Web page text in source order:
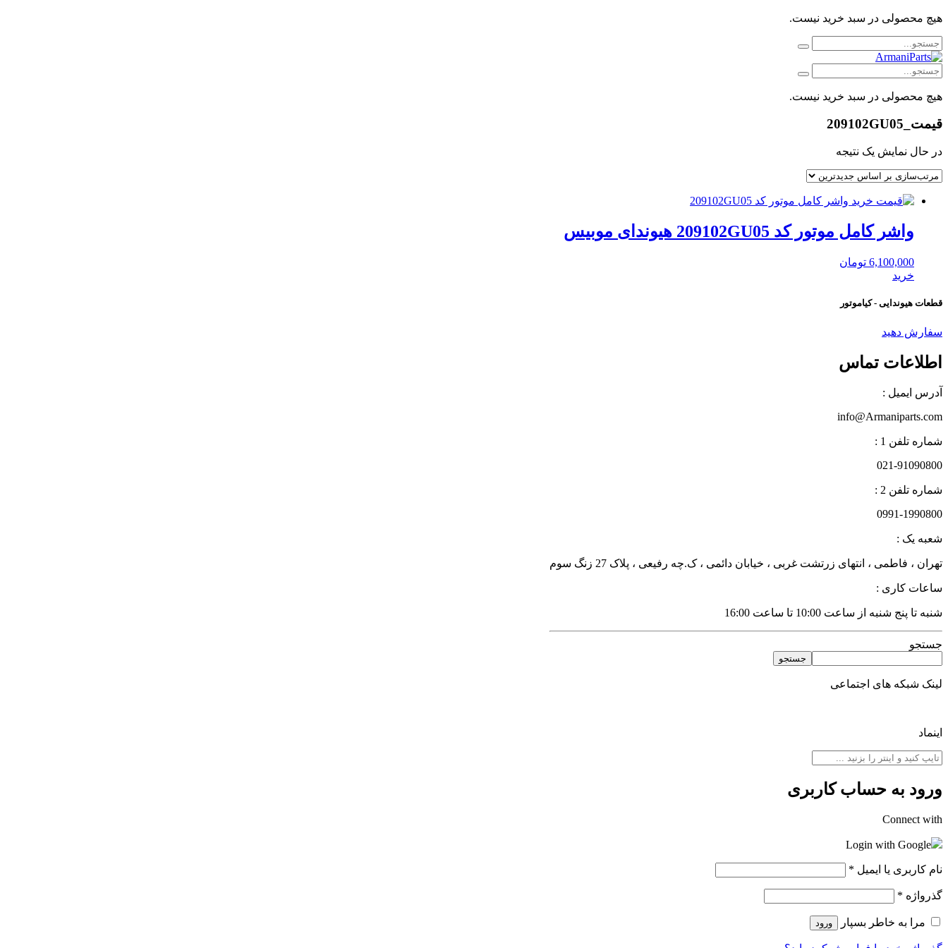
هیچ محصولی در سبد خرید نیست.
هیچ محصولی در سبد خرید نیست.
قیمت_209102GU05
در حال نمایش یک نتیجه
واشر کامل موتور کد 209102GU05 هیوندای موبیس
6,100,000 تومان
خرید
قطعات هیوندایی - کیاموتور
سفارش دهید
اطلاعات تماس
آدرس ایمیل :
info@Armaniparts.com
شماره تلفن 1 :
021-91090800
شماره تلفن 2 :
0991-1990800
شعبه یک :
تهران ، فاطمی ، انتهای زرتشت غربی ، خیابان دائمی ، ک.چه رفیعی ، پلاک 27 زنگ سوم
ساعات کاری :
شنبه تا پنج شنبه از ساعت 10:00 تا ساعت 16:00
جستجو
جستجو
لینک شبکه های اجتماعی
اینماد
ورود به حساب کاربری
Connect with
Login with Google
نام کاربری یا ایمیل *
گذرواژه *
مرا به خاطر بسپار ورود